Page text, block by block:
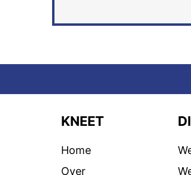
KNEET
Home
Over